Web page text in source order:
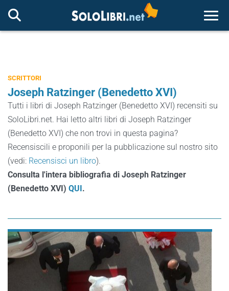
SCRITTORI
Joseph Ratzinger (Benedetto XVI)
Tutti i libri di Joseph Ratzinger (Benedetto XVI) recensiti su
SoloLibri.net. Hai letto altri libri di Joseph Ratzinger
(Benedetto XVI) che non trovi in questa pagina?
Recensiscili e proponili per la pubblicazione sul nostro sito
(vedi: Recensisci un libro).
Consulta l'intera bibliografia di Joseph Ratzinger
(Benedetto XVI) QUI.